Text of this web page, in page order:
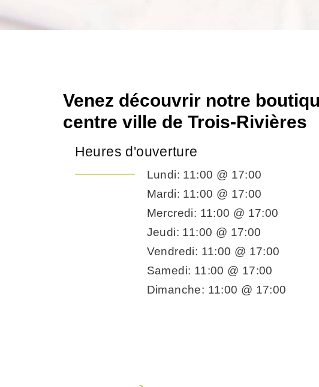
Venez découvrir notre
centre ville de Trois-Rivières
Heures d'ouverture
Lundi: 11:00 @ 17:00
Mardi: 11:00 @ 17:00
Mercredi: 11:00 @ 17:00
Jeudi: 11:00 @ 17:00
Vendredi: 11:00 @ 17:00
Samedi: 11:00 @ 17:00
Dimanche: 11:00 @ 17:00